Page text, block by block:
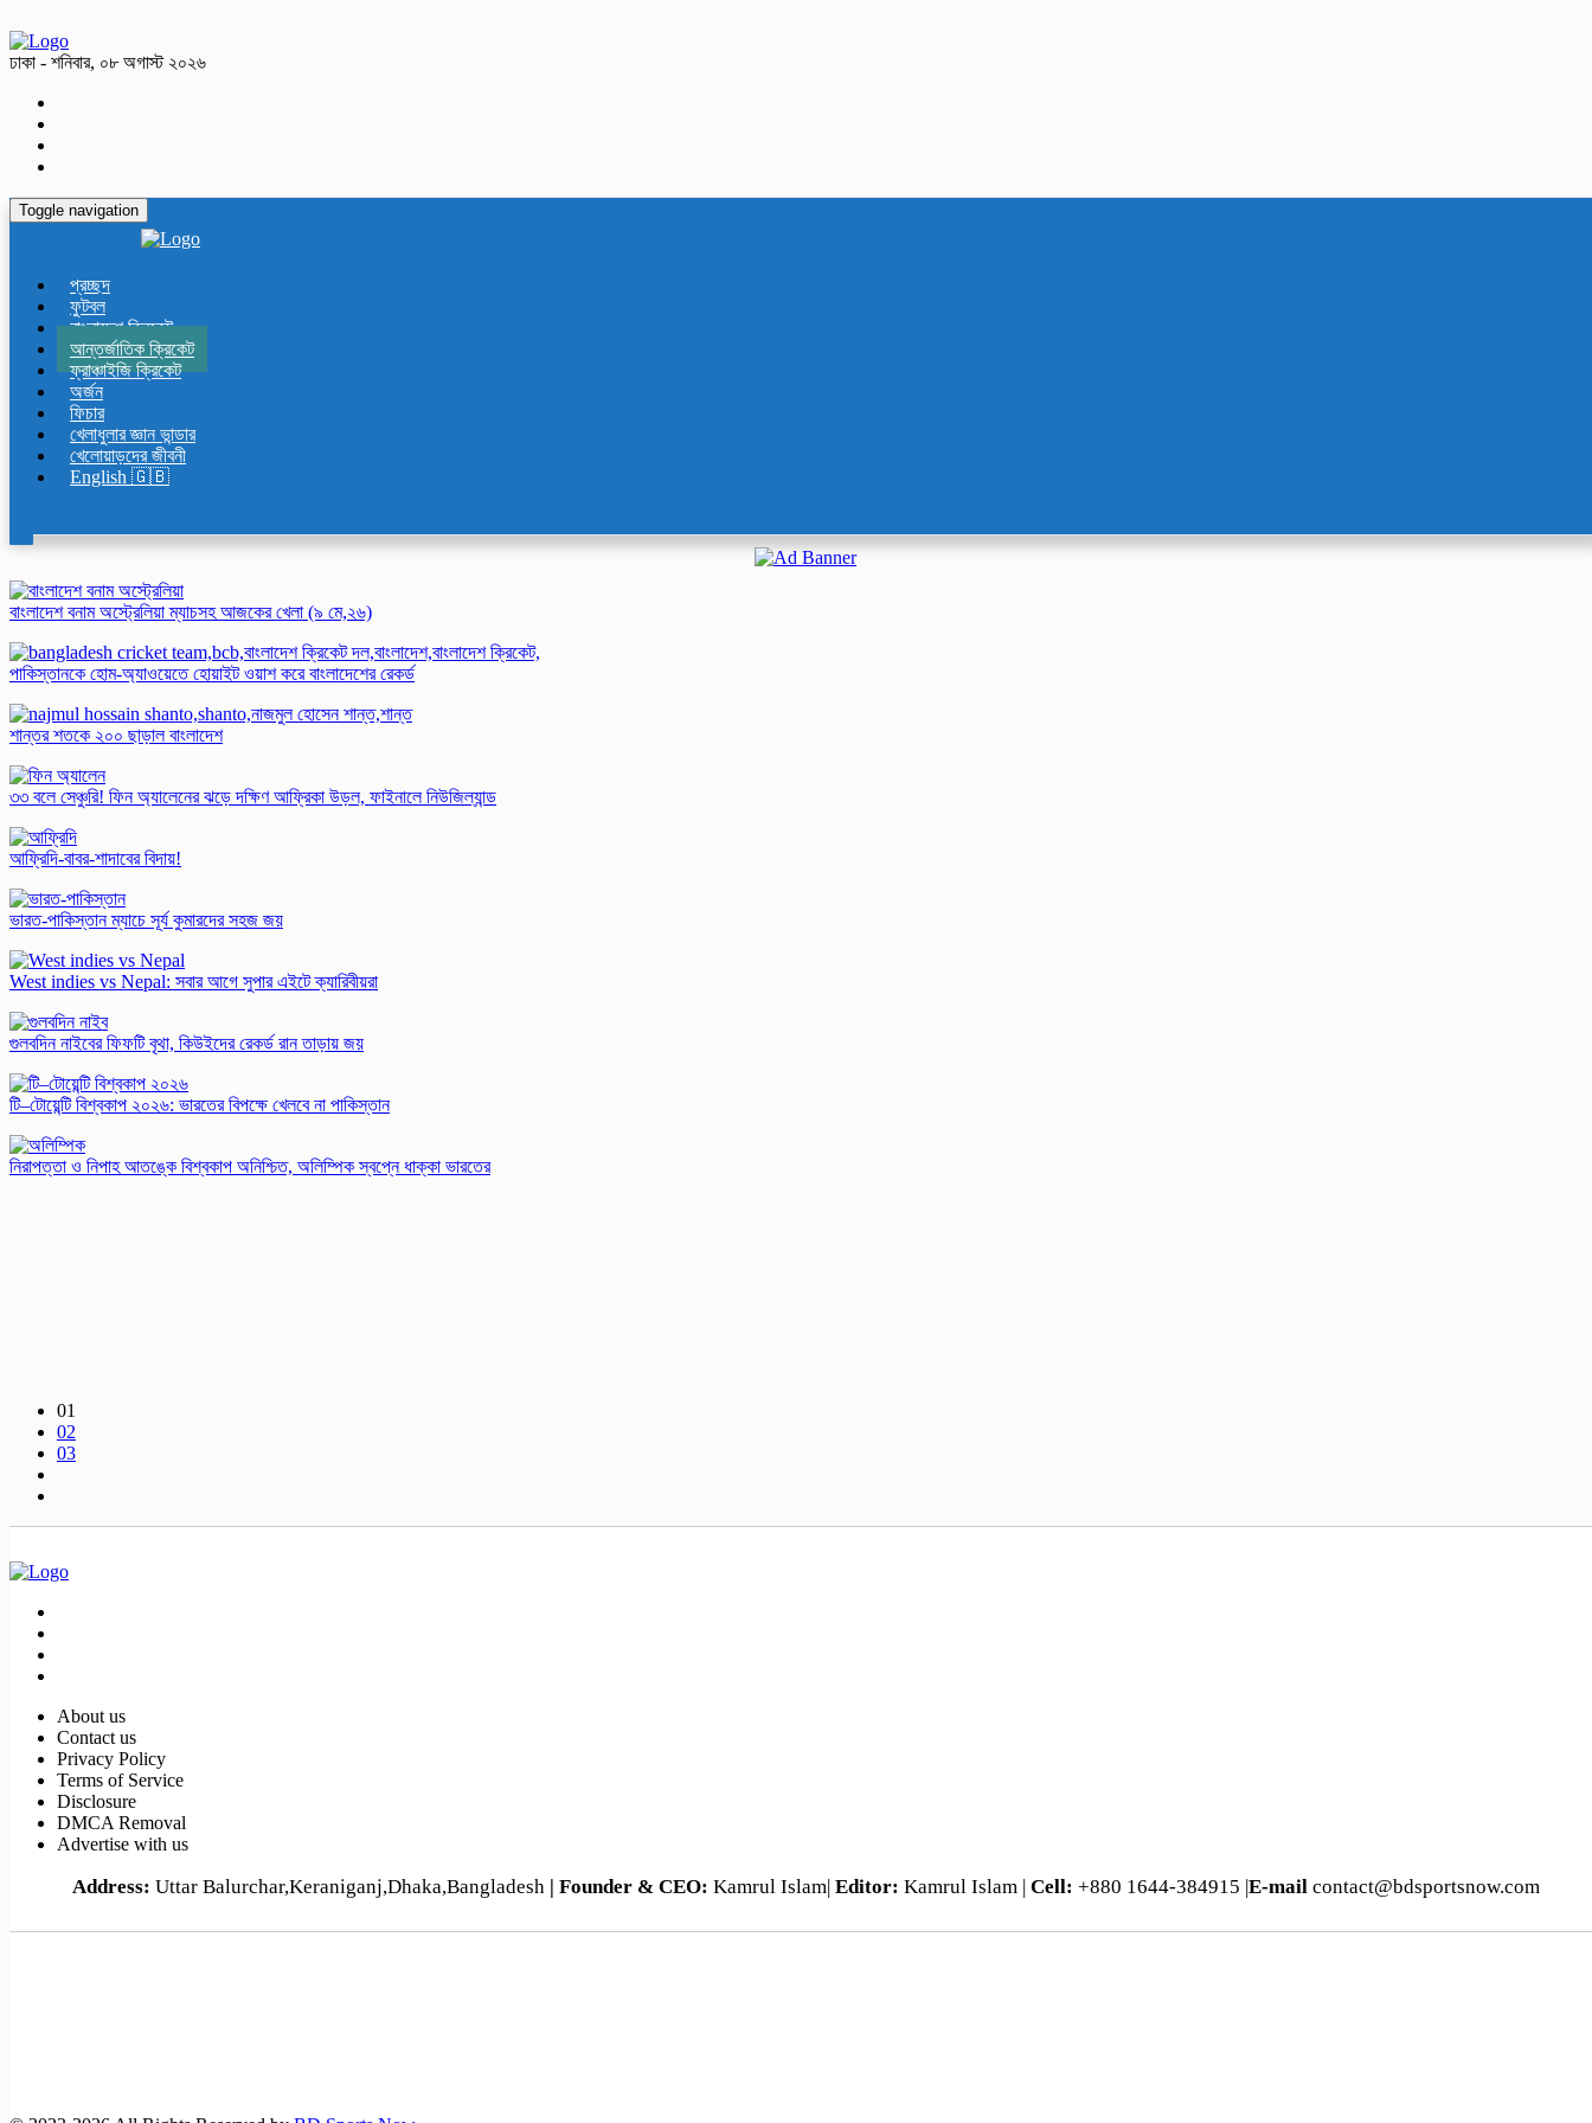
ঢাকা - শনিবার, ০৮ অগাস্ট ২০২৬
Toggle navigation
প্রচ্ছদ
ফুটবল
বাংলাদেশ ক্রিকেট
আন্তর্জাতিক ক্রিকেট
ফ্রাঞ্চাইজি ক্রিকেট
অর্জন
ফিচার
খেলাধুলার জ্ঞান ভান্ডার
খেলোয়াড়দের জীবনী
English 🇬🇧
বাংলাদেশ বনাম অস্ট্রেলিয়া ম্যাচসহ আজকের খেলা (৯ মে,২৬)
পাকিস্তানকে হোম-অ্যাওয়েতে হোয়াইট ওয়াশ করে বাংলাদেশের রেকর্ড‌
শান্তর শতকে ২০০ ছাড়াল বাংলাদেশ
৩৩ বলে সেঞ্চুরি! ফিন অ্যালেনের ঝড়ে দক্ষিণ আফ্রিকা উড়ল, ফাইনালে নিউজিল্যান্ড
আফ্রিদি-বাবর-শাদাবের বিদায়!
ভারত-পাকিস্তান ম্যাচে সূর্য‌ কুমারদের সহজ জয়
West indies vs Nepal: সবার আগে সুপার এইটে ক্যারিবীয়রা
গুলবদিন নাইবের ফিফটি বৃথা, কিউইদের রেকর্ড রান তাড়ায় জয়
টি–টোয়েন্টি বিশ্বকাপ ২০২৬: ভারতের বিপক্ষে খেলবে না পাকিস্তান
নিরাপত্তা ও নিপাহ আতঙ্কে বিশ্বকাপ অনিশ্চিত, অলিম্পিক স্বপ্নে ধাক্কা ভারতের
01
02
03
About us
Contact us
Privacy Policy
Terms of Service
Disclosure
DMCA Removal
Advertise with us
Address: Uttar Balurchar,Keraniganj,Dhaka,Bangladesh | Founder & CEO: Kamrul Islam| Editor: Kamrul Islam | Cell: +880 1644-384915 |E-mail contact@bdsportsnow.com